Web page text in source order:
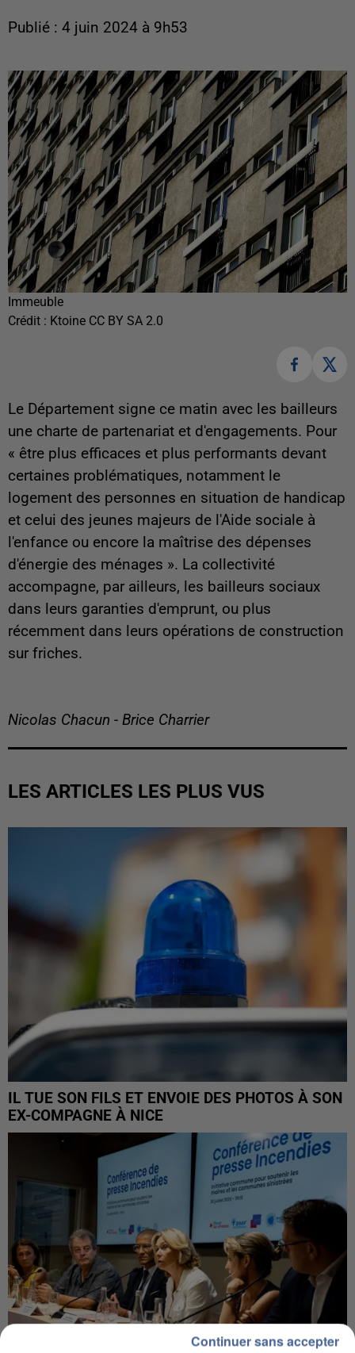
Publié : 4 juin 2024 à 9h53
Immeuble
Crédit : Ktoine CC BY SA 2.0
Le Département signe ce matin avec les bailleurs
une charte de partenariat et d'engagements. Pour
« être plus efficaces et plus performants devant
certaines problématiques, notamment le
logement des personnes en situation de handicap
et celui des jeunes majeurs de l'Aide sociale à
l'enfance ou encore la maîtrise des dépenses
d'énergie des ménages ». La collectivité
accompagne, par ailleurs, les bailleurs sociaux
dans leurs garanties d'emprunt, ou plus
récemment dans leurs opérations de construction
sur friches.
Nicolas Chacun - Brice Charrier
LES ARTICLES LES PLUS VUS
IL TUE SON FILS ET ENVOIE DES PHOTOS À SON
EX-COMPAGNE À NICE
Continuer sans accepter